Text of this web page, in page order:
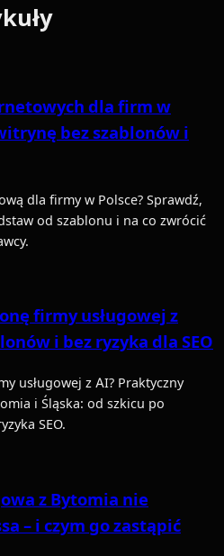
dla firm w
bez szablonów i
dla firmy w Polsce? Sprawdź,
od szablonu i na co zwrócić
firmy usługowej z
i bez ryzyka dla SEO
usługowej z AI? Praktyczny
i Śląska: od szkicu po
SEO.
z Bytomia nie
– i czym go zastąpić